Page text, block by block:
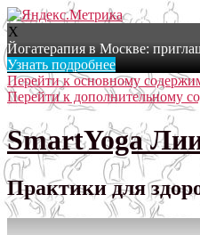
X
Йогатерапия в Москве:
Узнать подробнее
Перейти к основному
Перейти к дополнительному
SmartYoga
Практики для